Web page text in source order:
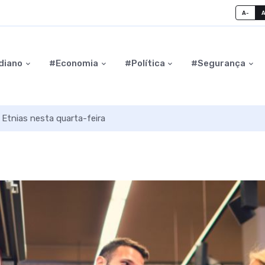
A- A
#Economia #Política #Segurança
Etnias nesta quarta-feira